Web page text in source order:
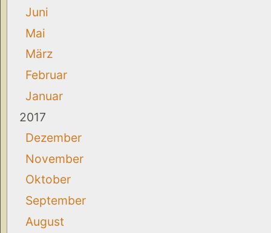
Juni
Mai
März
Februar
Januar
2017
Dezember
November
Oktober
September
August